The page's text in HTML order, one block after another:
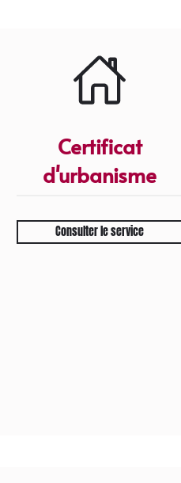
Certificat
d'urbanisme
Consulter le service